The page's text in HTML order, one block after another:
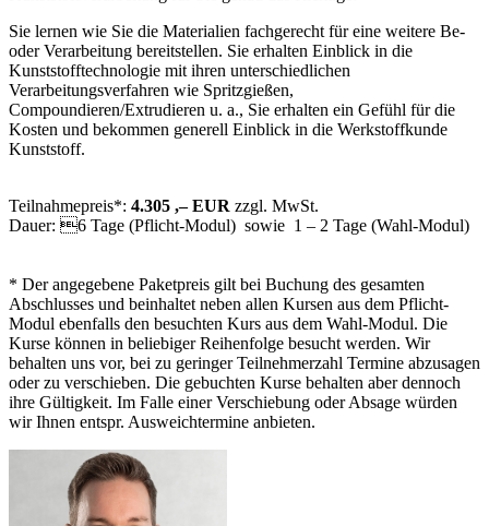
Sie lernen wie Sie die Materialien fachgerecht für eine weitere Be-
oder Verarbeitung bereitstellen. Sie erhalten Einblick in die
Kunststofftechnologie mit ihren unterschiedlichen
Verarbeitungsverfahren wie Spritzgießen,
Compoundieren/Extrudieren u. a., Sie erhalten ein Gefühl für die
Kosten und bekommen generell Einblick in die Werkstoffkunde
Kunststoff.
Teilnahmepreis*: 4.305 ,– EUR zzgl. MwSt.
Dauer: 6 Tage (Pflicht-Modul) sowie 1 – 2 Tage (Wahl-Modul)
* Der angegebene Paketpreis gilt bei Buchung des gesamten
Abschlusses und beinhaltet neben allen Kursen aus dem Pflicht-
Modul ebenfalls den besuchten Kurs aus dem Wahl-Modul. Die
Kurse können in beliebiger Reihenfolge besucht werden. Wir
behalten uns vor, bei zu geringer Teilnehmerzahl Termine abzusagen
oder zu verschieben. Die gebuchten Kurse behalten aber dennoch
ihre Gültigkeit. Im Falle einer Verschiebung oder Absage würden
wir Ihnen entspr. Ausweich­termine anbieten.